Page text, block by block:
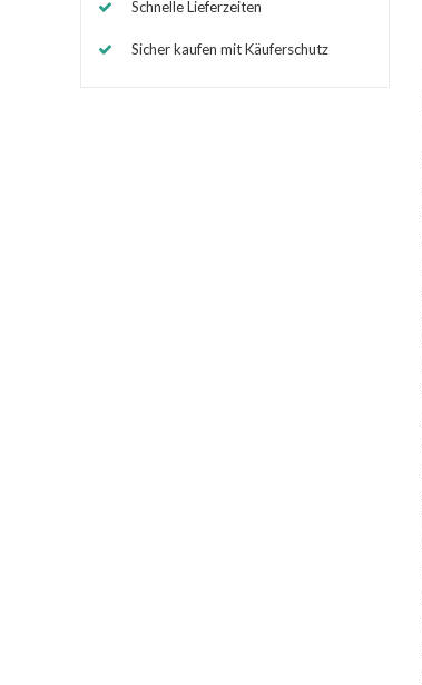
Schnelle Lieferzeiten
Sicher kaufen mit Käuferschutz